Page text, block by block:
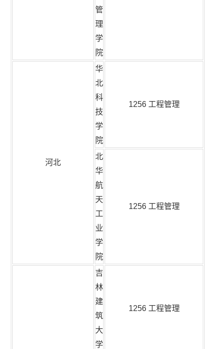
管
理
学
院
河北
华
北
科
技
学
院
1256 工程管理
北
华
航
天
工
业
学
院
1256 工程管理
吉
林
建
筑
大
学
1256 工程管理